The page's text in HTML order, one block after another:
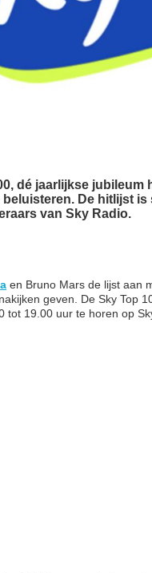
dé jaarlijkse
De hitlijst
van Sky Radio.
en Bruno Mars de lijst aan
geven. De Sky Top
tot 19.00 uur te horen op